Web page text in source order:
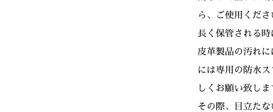
ら、ご使用くださ
長く保管される
皮革製品の汚れ
には専用の防水
しくお願い致しま
その際、目立た